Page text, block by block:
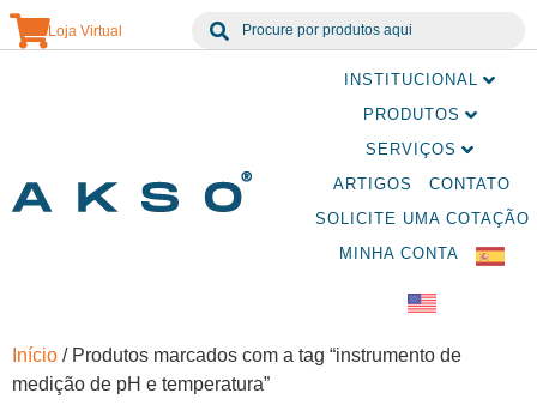
Loja Virtual
INSTITUCIONAL
PRODUTOS
SERVIÇOS
ARTIGOS
CONTATO
SOLICITE UMA COTAÇÃO
MINHA CONTA
Início / Produtos marcados com a tag “instrumento de
medição de pH e temperatura”